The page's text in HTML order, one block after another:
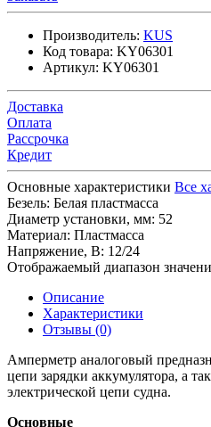
Производитель: KUS
Код товара: KY06301
Артикул: KY06301
Доставка
Оплата
Рассрочка
Кредит
Основные характеристики Все
Безель: Белая пластмасса
Диаметр установки, мм: 52
Материал: Пластмасса
Напряжение, В: 12/24
Отображаемый диапазон
Описание
Характеристики
Отзывы (0)
Амперметр аналоговый
цепи зарядки аккумулятора, а
электрической цепи судна.
Основные